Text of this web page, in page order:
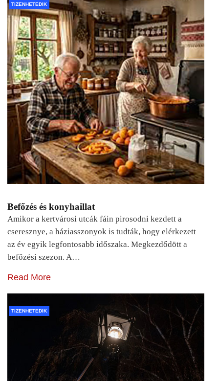
TIZENHETEDIK
Befőzés és konyhaillat
Amikor a kertvárosi utcák fáin pirosodni kezdett a
cseresznye, a háziasszonyok is tudták, hogy elérkezett
az év egyik legfontosabb időszaka. Megkezdődött a
befőzési szezon. A…
Read More
TIZENHETEDIK